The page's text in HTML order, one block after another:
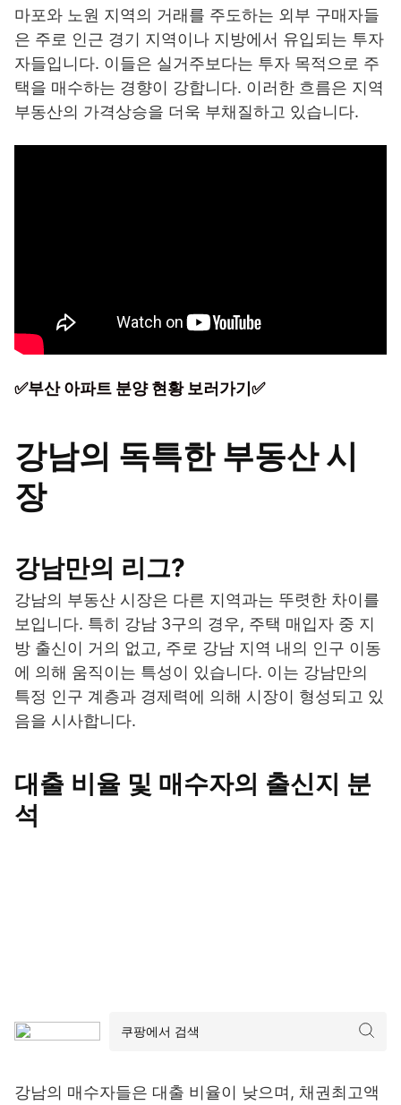
마포와 노원 지역의 거래를 주도하는 외부 구매자들
은 주로 인근 경기 지역이나 지방에서 유입되는 투자
자들입니다. 이들은 실거주보다는 투자 목적으로 주
택을 매수하는 경향이 강합니다. 이러한 흐름은 지역
부동산의 가격상승을 더욱 부채질하고 있습니다.
✅부산 아파트 분양 현황 보러가기✅
강남의 독특한 부동산 시
장
강남만의 리그?
강남의 부동산 시장은 다른 지역과는 뚜렷한 차이를
보입니다. 특히 강남 3구의 경우, 주택 매입자 중 지
방 출신이 거의 없고, 주로 강남 지역 내의 인구 이동
에 의해 움직이는 특성이 있습니다. 이는 강남만의
특정 인구 계층과 경제력에 의해 시장이 형성되고 있
음을 시사합니다.
대출 비율 및 매수자의 출신지 분
석
강남의 매수자들은 대출 비율이 낮으며, 채권최고액